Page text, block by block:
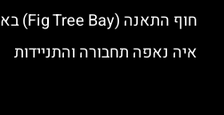
חוף התאנה (Fig Tree Bay) באיה נאפה
איה נאפה תחבורה והתניידות